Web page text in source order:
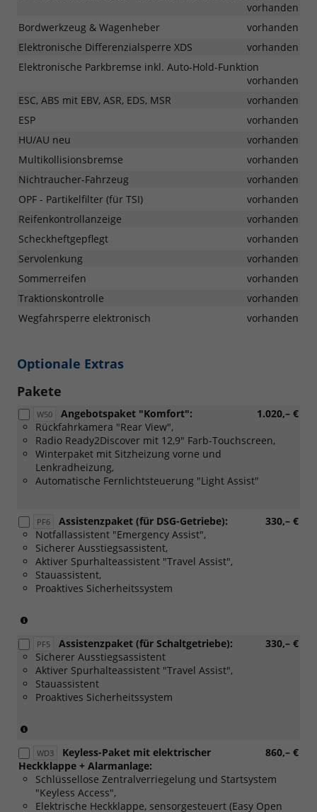
vorhanden
Bordwerkzeug & Wagenheber
vorhanden
Elektronische Differenzialsperre XDS
vorhanden
Elektronische Parkbremse inkl. Auto-Hold-Funktion
vorhanden
ESC, ABS mit EBV, ASR, EDS, MSR
vorhanden
ESP
vorhanden
HU/AU neu
vorhanden
Multikollisionsbremse
vorhanden
Nichtraucher-Fahrzeug
vorhanden
OPF - Partikelfilter (für TSI)
vorhanden
Reifenkontrollanzeige
vorhanden
Scheckheftgepflegt
vorhanden
Servolenkung
vorhanden
Sommerreifen
vorhanden
Traktionskontrolle
vorhanden
Wegfahrsperre elektronisch
vorhanden
Optionale Extras
Pakete
W50 1.020,– €
Angebotspaket "Komfort":
Rückfahrkamera "Rear View",
Radio Ready2Discover mit 12,9" Farb-Touchscreen,
Winterpaket mit Sitzheizung vorne und
Lenkradheizung,
Automatische Fernlichtsteuerung "Light Assist"
PF6 330,– €
Assistenzpaket (für DSG-Getriebe):
Notfallassistent "Emergency Assist",
Sicherer Ausstiegsassistent,
Aktiver Spurhalteassistent "Travel Assist",
Stauassistent,
Proaktives Sicherheitssystem
DSG-
Getriebe)
PF5 330,– €
Assistenzpaket (für Schaltgetriebe):
Sicherer Ausstiegsassistent
Aktiver Spurhalteassistent "Travel Assist",
Stauassistent
Proaktives Sicherheitssystem
Schaltgetriebe)
WD3 860,– €
Keyless-Paket mit elektrischer
Heckklappe + Alarmanlage:
Schlüssellose Zentralverriegelung und Startsystem
"Keyless Access",
Elektrische Heckklappe, sensorgesteuert (Easy Open